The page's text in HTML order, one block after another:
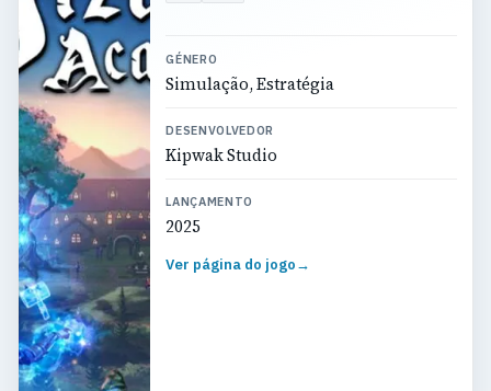
GÉNERO
Simulação, Estratégia
DESENVOLVEDOR
Kipwak Studio
LANÇAMENTO
2025
Ver página do jogo→